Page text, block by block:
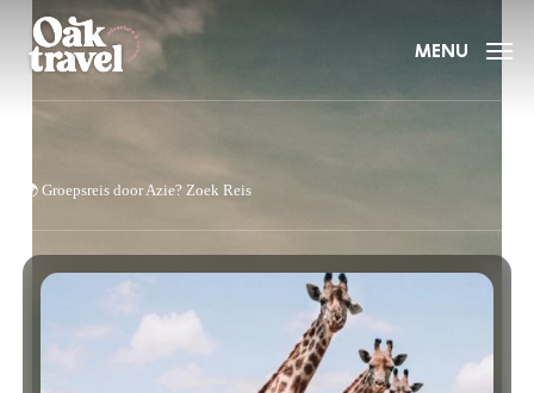
main
MENU
🌍 Groepsreis door Azie? Zoek Reis